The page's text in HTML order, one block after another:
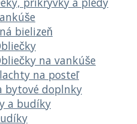
bielizeň
na vankúše
na posteľ
bytové doplnky
a budíky